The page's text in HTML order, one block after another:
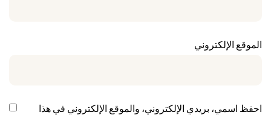
الموقع الإلكتروني
احفظ اسمي، بريدي الإلكتروني، والموقع الإلكتروني في هذا